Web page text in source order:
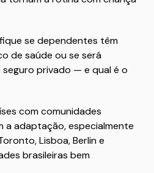
se dependentes têm
de saúde ou se será
privado — e qual é o
com comunidades
a adaptação, especialmente
Lisboa, Berlin e
brasileiras bem